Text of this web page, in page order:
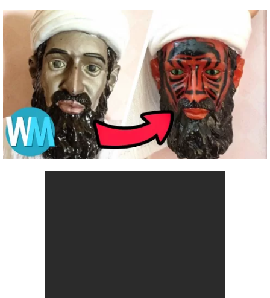
Stars
Jeux vidéo
Comics
Anime
Culture pop
Musique
Stars
Jeux vidéo
Comics
Anime
Culture pop